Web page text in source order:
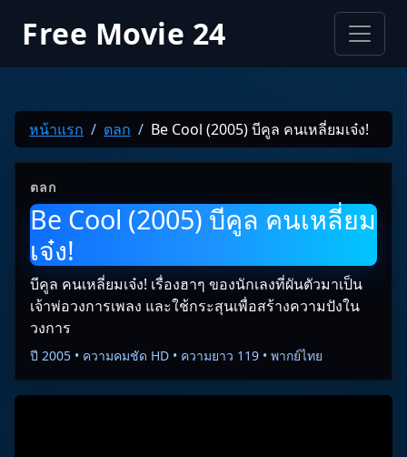
Free Movie 24
หน้าแรก ตลก Be Cool (2005) บีคูล คนเหลี่ยมเจ๋ง!
ตลก
Be Cool (2005) บีคูล คนเหลี่ยม
เจ๋ง!
บีคูล คนเหลี่ยมเจ๋ง! เรื่องฮาๆ ของนักเลงที่ผันตัวมาเป็น
เจ้าพ่อวงการเพลง และใช้กระสุนเพื่อสร้างความปังใน
วงการ
ปี 2005 • ความคมชัด HD • ความยาว 119 • พากย์ไทย